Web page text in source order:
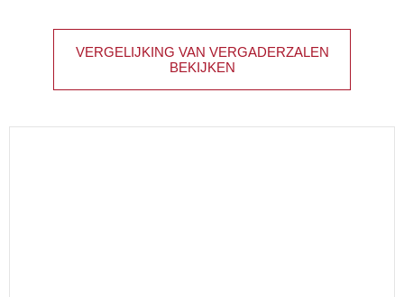
VERGELIJKING VAN VERGADERZALEN
BEKIJKEN